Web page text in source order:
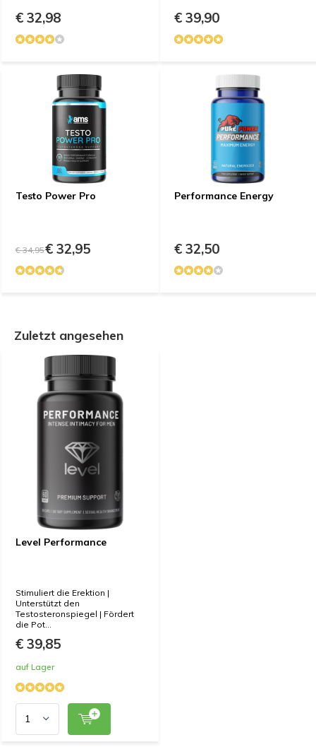
€ 32,98 € 39,90
Testo Power Pro
€ 34,95€ 32,95
Performance Energy
€ 32,50
Zuletzt angesehen
Level Performance
Stimuliert die Erektion |
Unterstützt den
Testosteronspiegel | Fördert
die Pot...
€ 39,85
auf Lager